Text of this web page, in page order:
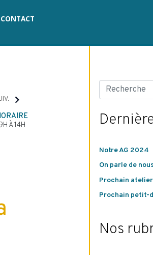
CONTACT
À 14H
Notre AG 2024
On parle de
Prochain
Prochain petit-
Nos